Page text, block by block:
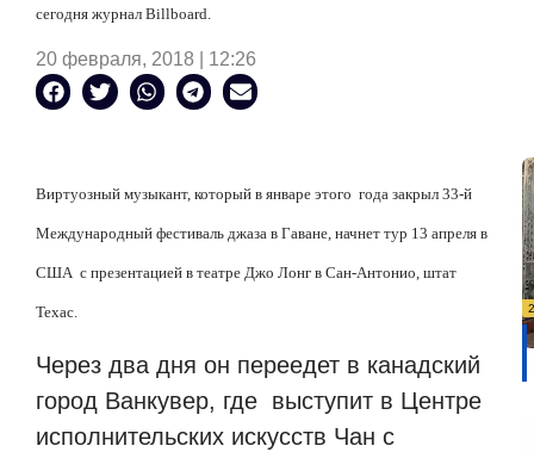
сегодня журнал Billboard.
20 февраля, 2018 | 12:26
Виртуозный музыкант, который в январе этого года закрыл 33-й
Международный фестиваль джаза в Гаване, начнет тур 13 апреля в
США с презентацией в театре Джо Лонг в Сан-Антонио, штат
Техас.
Через два дня он переедет в канадский
город Ванкувер, где выступит в Центре
исполнительских искусств Чан с